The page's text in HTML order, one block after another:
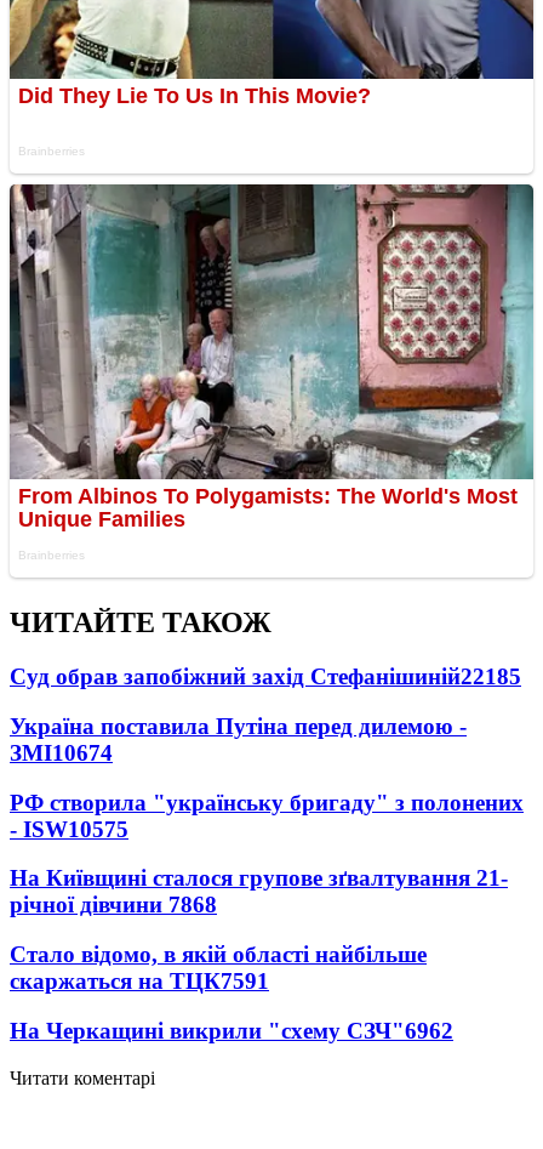
ЧИТАЙТЕ ТАКОЖ
Суд обрав запобіжний захід Стефанішиній22185
Україна поставила Путіна перед дилемою -
ЗМІ10674
РФ створила "українську бригаду" з полонених
- ISW10575
На Київщині сталося групове зґвалтування 21-
річної дівчини 7868
Стало відомо, в якій області найбільше
скаржаться на ТЦК7591
На Черкащині викрили "схему СЗЧ"6962
Читати коментарі